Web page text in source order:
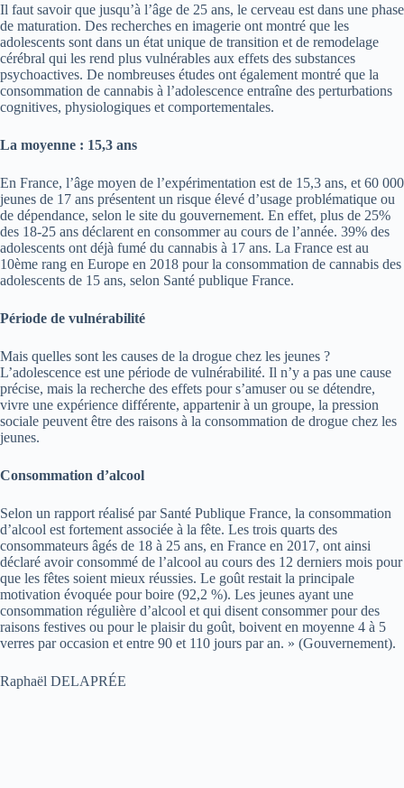
Il faut savoir que jusqu’à l’âge de 25 ans, le cerveau est dans une phase
de maturation. Des recherches en imagerie ont montré que les
adolescents sont dans un état unique de transition et de remodelage
cérébral qui les rend plus vulnérables aux effets des substances
psychoactives. De nombreuses études ont également montré que la
consommation de cannabis à l’adolescence entraîne des perturbations
cognitives, physiologiques et comportementales.
La moyenne : 15,3 ans
En France, l’âge moyen de l’expérimentation est de 15,3 ans, et 60 000
jeunes de 17 ans présentent un risque élevé d’usage problématique ou
de dépendance, selon le site du gouvernement. En effet, plus de 25%
des 18-25 ans déclarent en consommer au cours de l’année. 39% des
adolescents ont déjà fumé du cannabis à 17 ans. La France est au
10ème rang en Europe en 2018 pour la consommation de cannabis des
adolescents de 15 ans, selon Santé publique France.
Période de vulnérabilité
Mais quelles sont les causes de la drogue chez les jeunes ?
L’adolescence est une période de vulnérabilité. Il n’y a pas une cause
précise, mais la recherche des effets pour s’amuser ou se détendre,
vivre une expérience différente, appartenir à un groupe, la pression
sociale peuvent être des raisons à la consommation de drogue chez les
jeunes.
Consommation d’alcool
Selon un rapport réalisé par Santé Publique France, la consommation
d’alcool est fortement associée à la fête. Les trois quarts des
consommateurs âgés de 18 à 25 ans, en France en 2017, ont ainsi
déclaré avoir consommé de l’alcool au cours des 12 derniers mois pour
que les fêtes soient mieux réussies. Le goût restait la principale
motivation évoquée pour boire (92,2 %). Les jeunes ayant une
consommation régulière d’alcool et qui disent consommer pour des
raisons festives ou pour le plaisir du goût, boivent en moyenne 4 à 5
verres par occasion et entre 90 et 110 jours par an. » (Gouvernement).
Raphaël DELAPRÉE